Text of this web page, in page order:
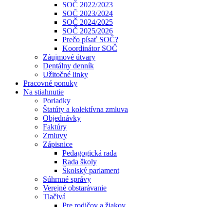
SOČ 2022/2023
SOČ 2023/2024
SOČ 2024/2025
SOČ 2025/2026
Prečo písať SOČ?
Koordinátor SOČ
Záujmové útvary
Dentálny denník
Užitočné linky
Pracovné ponuky
Na stiahnutie
Poriadky
Štatúty a kolektívna zmluva
Objednávky
Faktúry
Zmluvy
Zápisnice
Pedagogická rada
Rada školy
Školský parlament
Súhrnné správy
Verejné obstarávanie
Tlačivá
Pre rodičov a žiakov